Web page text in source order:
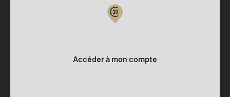
Accéder à mon compte